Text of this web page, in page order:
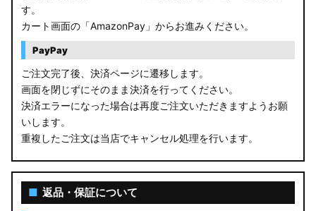
す。
カート画面の「AmazonPay」からお進みください。
PayPay
ご注文完了後、決済ページに遷移します。
画面を閉じずにそのまま決済を行ってください。
決済エラーになった場合は再度ご注文いただきますようお願
いします。
重複したご注文は当店でキャンセル処理を行います。
■ 返品・保証について